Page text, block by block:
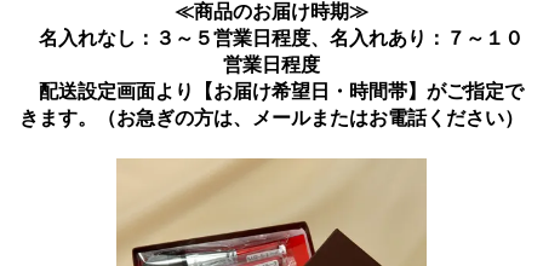
≪商品のお届け時期≫
名入れなし：３～５営業日程度、名入れあり：７～１０
営業日程度
配送設定画面より【お届け希望日・時間帯】がご指定で
きます。（お急ぎの方は、メールまたはお電話ください）